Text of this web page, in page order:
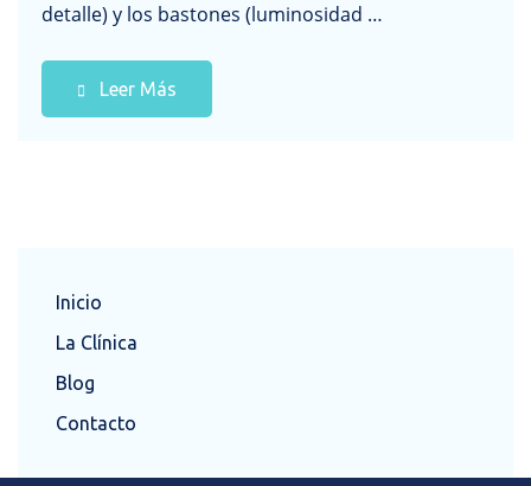
detalle) y los bastones (luminosidad …
Leer Más
Inicio
La Clínica
Blog
Contacto